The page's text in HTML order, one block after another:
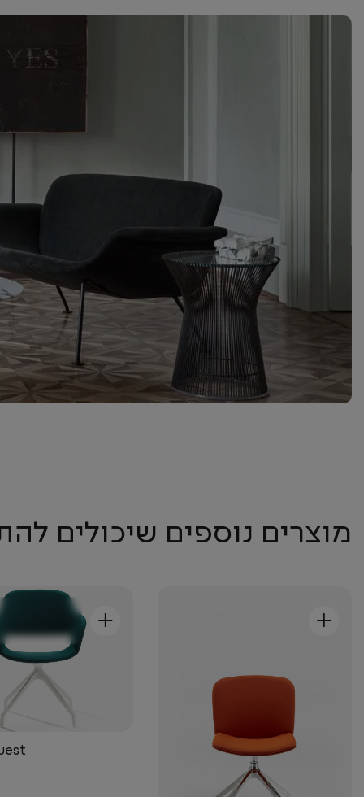
מוצרים נוספים שיכולים
+
+